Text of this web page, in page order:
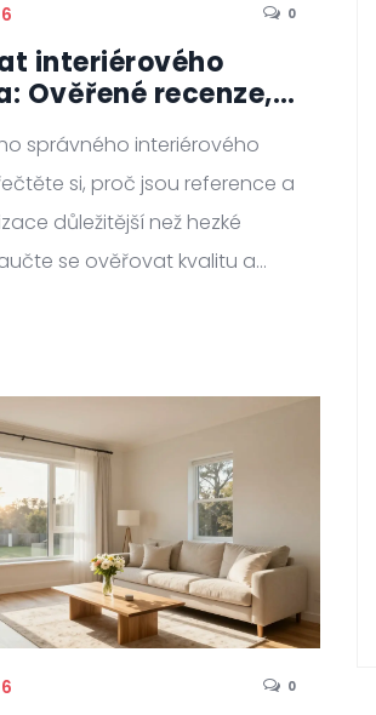
0
interiérového
Ověřené recenze,
správného interiérového
si, proč jsou reference a
důležitější než hezké
se ověřovat kvalitu a
0